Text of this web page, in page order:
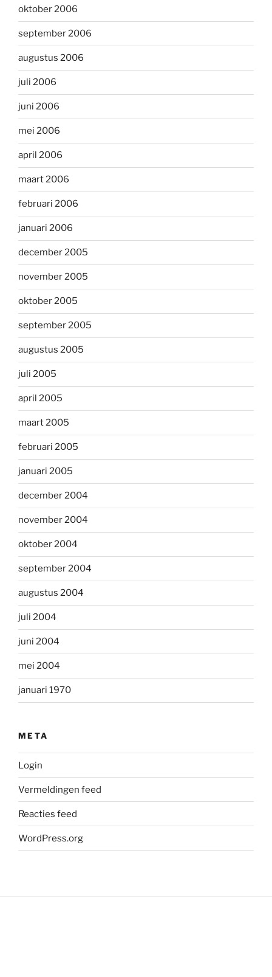
oktober 2006
september 2006
augustus 2006
juli 2006
juni 2006
mei 2006
april 2006
maart 2006
februari 2006
januari 2006
december 2005
november 2005
oktober 2005
september 2005
augustus 2005
juli 2005
april 2005
maart 2005
februari 2005
januari 2005
december 2004
november 2004
oktober 2004
september 2004
augustus 2004
juli 2004
juni 2004
mei 2004
januari 1970
META
Login
Vermeldingen feed
Reacties feed
WordPress.org